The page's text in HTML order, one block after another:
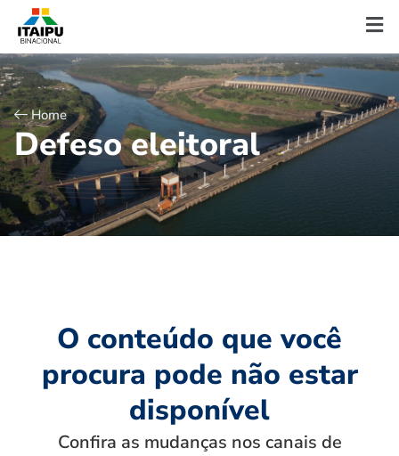
Home
Defeso eleitoral
O conteúdo que você
procura pode não estar
disponível
Confira as mudanças nos canais de